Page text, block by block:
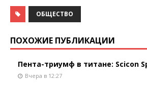
ОБЩЕСТВО
ПОХОЖИЕ ПУБЛИКАЦИИ
Пента-триумф в титане: Scicon
Вчера в 12:27